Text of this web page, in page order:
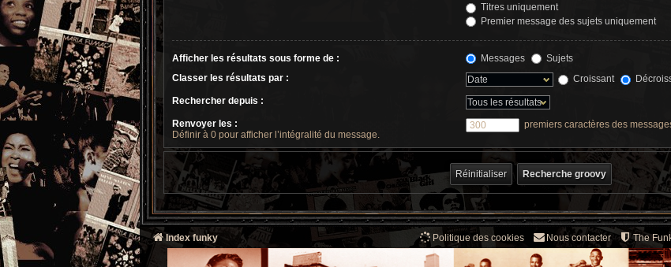
Titres uniquement
Premier message des sujets uniquement
Afficher les résultats sous forme de : Messages
Sujets
Classer les résultats par :
Croissant
Rechercher depuis :
Renvoyer les :
Définir à 0 pour afficher l’intégralité du message.
premiers caractères des
Index funky The
Nous contacter
Politique des cookies